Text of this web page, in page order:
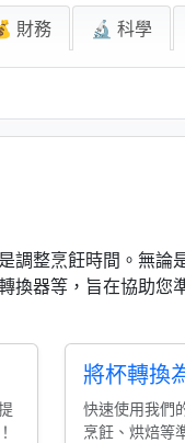
財務 🔬 科學
調整烹飪時間。無論
換器等，旨在協助您
將杯轉換
快速使用我們
烹飪、烘焙等